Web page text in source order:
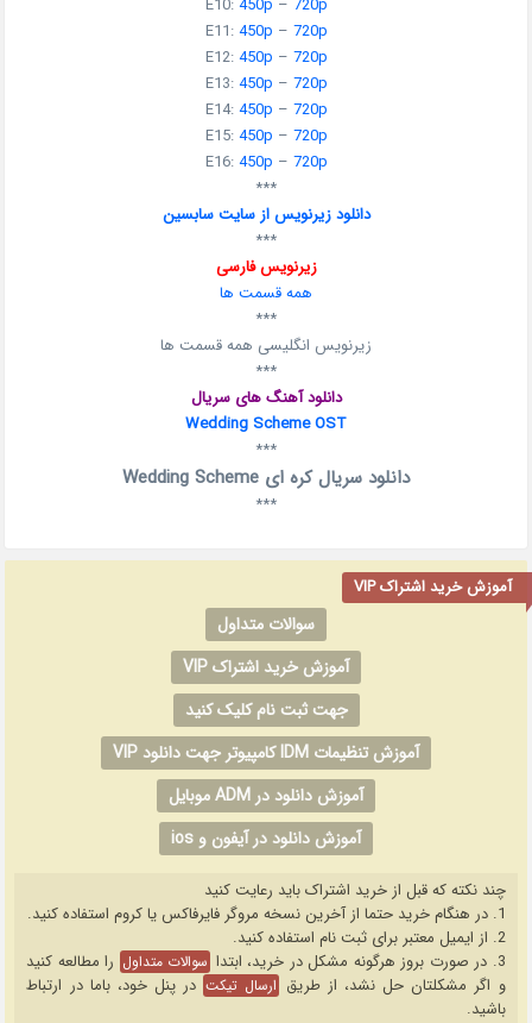
E10:450p – 720p
E11:450p – 720p
E12:450p – 720p
E13:450p – 720p
E14:450p – 720p
E15:450p – 720p
E16:450p – 720p
***
دانلود زیرنویس از سایت سابسین
***
زیرنویس فارسی
همه قسمت ها
***
زیرنویس انگلیسی همه قسمت ها
***
دانلود آهنگ های سریال
Wedding Scheme OST
***
دانلود سریال کره ای Wedding Scheme
***
آموزش خرید اشتراک VIP
سوالات متداول
آموزش خرید اشتراک VIP
جهت ثبت نام کلیک کنید
آموزش تنظیمات IDM کامپیوتر جهت دانلود VIP
آموزش دانلود در ADM موبایل
آموزش دانلود در آیفون و ios
چند نکته که قبل از خرید اشتراک باید رعایت کنید
1. در هنگام خرید حتما از آخرین نسخه مروگر فایرفاکس یا کروم استفاده کنید.
2. از ایمیل معتبر برای ثبت نام استفاده کنید.
3. در صورت بروز هرگونه مشکل در خرید، ابتدا
سوالات متداول را مطالعه کنید
و اگر مشکلتان حل نشد، از طریق ارسال تیکت در پنل خود، باما در ارتباط
باشید.